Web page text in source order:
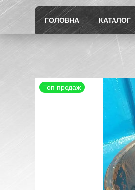
ГОЛОВНА КАТАЛОГ
Топ продаж